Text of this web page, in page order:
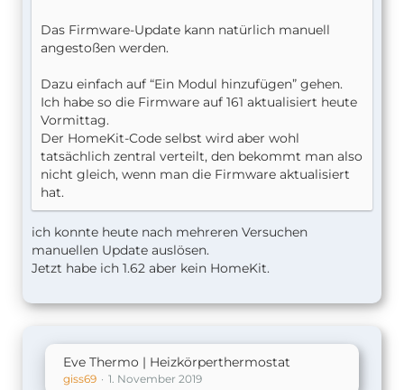
Das Firmware-Update kann natürlich manuell
angestoßen werden.
Dazu einfach auf “Ein Modul hinzufügen” gehen.
Ich habe so die Firmware auf 161 aktualisiert heute
Vormittag.
Der HomeKit-Code selbst wird aber wohl
tatsächlich zentral verteilt, den bekommt man also
nicht gleich, wenn man die Firmware aktualisiert
hat.
ich konnte heute nach mehreren Versuchen
manuellen Update auslösen.
Jetzt habe ich 1.62 aber kein HomeKit.
Eve Thermo | Heizkörperthermostat
giss69 1. November 2019